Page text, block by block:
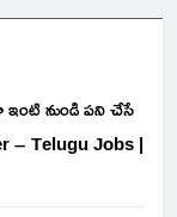
ఇంటి నుండి పని చేసే
– Telugu Jobs |